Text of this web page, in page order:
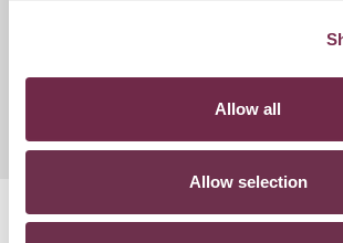
Allow all
Allow selection
l'importo del canone mensile di noleggio.
Domande frequenti